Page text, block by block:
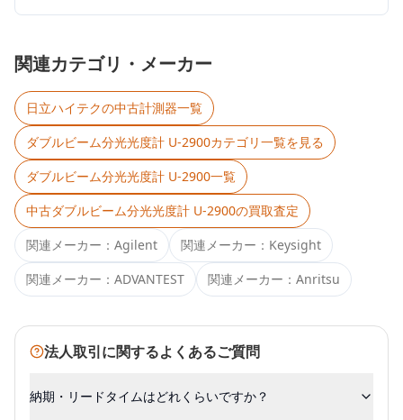
関連カテゴリ・メーカー
日立ハイテクの中古計測器一覧
ダブルビーム分光光度計 U-2900カテゴリ一覧を見る
ダブルビーム分光光度計 U-2900一覧
中古ダブルビーム分光光度計 U-2900の買取査定
関連メーカー： Agilent 関連メーカー： Keysight
関連メーカー： ADVANTEST 関連メーカー： Anritsu
法人取引に関するよくあるご質問
納期・リードタイムはどれくらいですか？